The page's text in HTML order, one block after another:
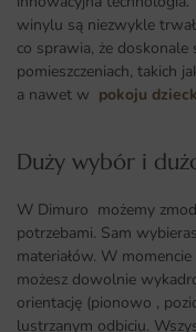
winylu są niezwykle
co sprawia, że
pomieszczeniach, takich
a nawet w pokoju
Duży wybór i
W Dimuro możemy
potrzebami. Sam
materiałów. W
możesz dowolnie
orientację (pionowo ,
lustrzanym odbiciu.